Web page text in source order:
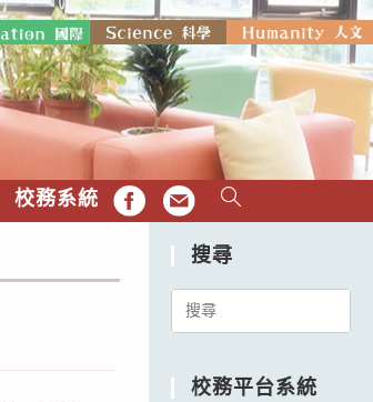
校務系統 FB EMAIL
搜尋
Search
校務平台系統